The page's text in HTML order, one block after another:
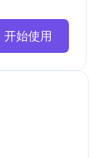
开始使用